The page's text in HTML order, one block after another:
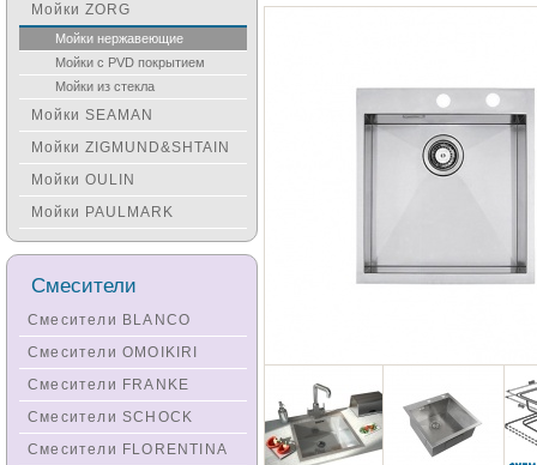
Мойки ZORG
Мойки нержавеющие
Мойки с PVD покрытием
Мойки из стекла
Мойки SEAMAN
Мойки ZIGMUND&SHTAIN
Мойки OULIN
Мойки PAULMARK
Смесители
Смесители BLANCO
Смесители OMOIKIRI
Смесители FRANKE
Смесители SCHOCK
Смесители FLORENTINA